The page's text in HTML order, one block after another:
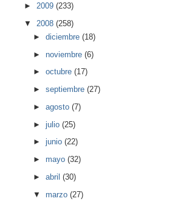
► 2009 (233)
▼ 2008 (258)
►diciembre(18)
►noviembre(6)
►octubre(17)
►septiembre(27)
►agosto(7)
►julio(25)
►junio(22)
►mayo(32)
►abril(30)
▼marzo(27)